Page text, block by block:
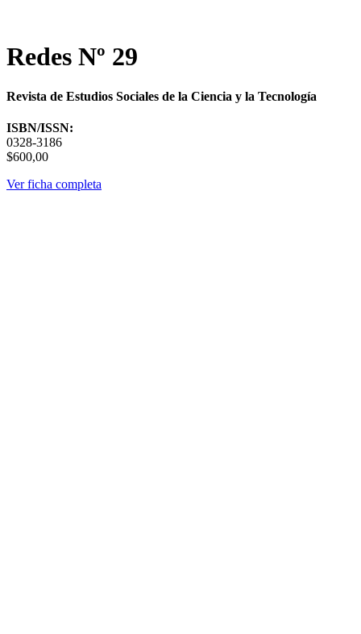
Redes Nº 29
Revista de Estudios Sociales de la Ciencia y la Tecnología
ISBN/ISSN:
0328-3186
$600,00
Ver ficha completa